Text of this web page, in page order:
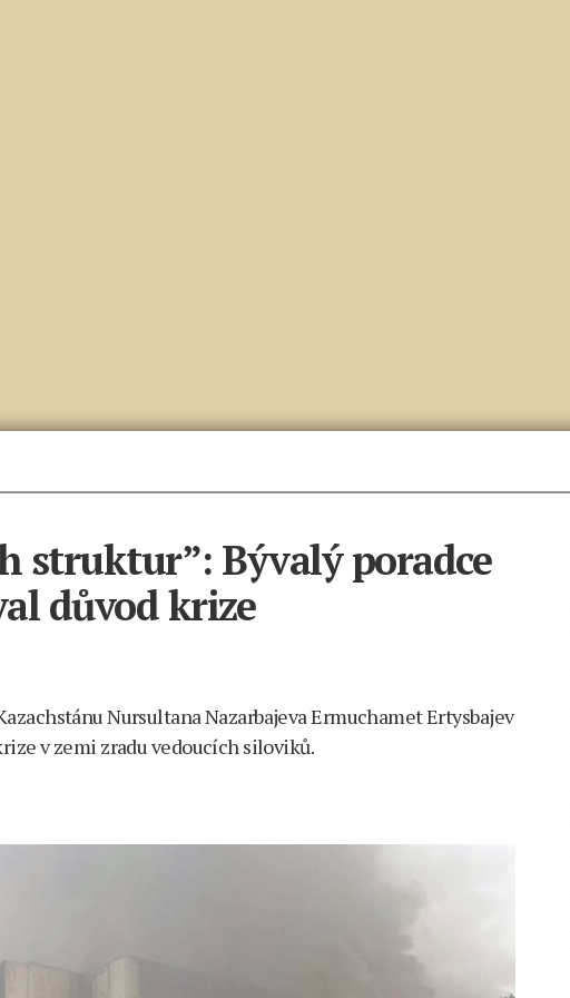
struktur”: Bývalý poradce
důvod krize
Nursultana Nazarbajeva Ermuchamet Ertysbajev
v zemi zradu vedoucích siloviků.